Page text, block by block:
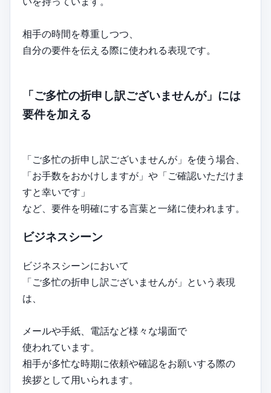
相手の時間を尊重しつつ、
自分の要件を伝える際に使われる表現です。
「ご多忙の折申し訳ございませんが」には
要件を加える
「ご多忙の折申し訳ございませんが」を使う場合、
「お手数をおかけしますが」や「ご確認いただけま
すと幸いです」
など、要件を明確にする言葉と一緒に使われます。
ビジネスシーン
ビジネスシーンにおいて
「ご多忙の折申し訳ございませんが」という表現
は、
メールや手紙、電話など様々な場面で
使われています。
相手が多忙な時期に依頼や確認をお願いする際の
挨拶として用いられます。